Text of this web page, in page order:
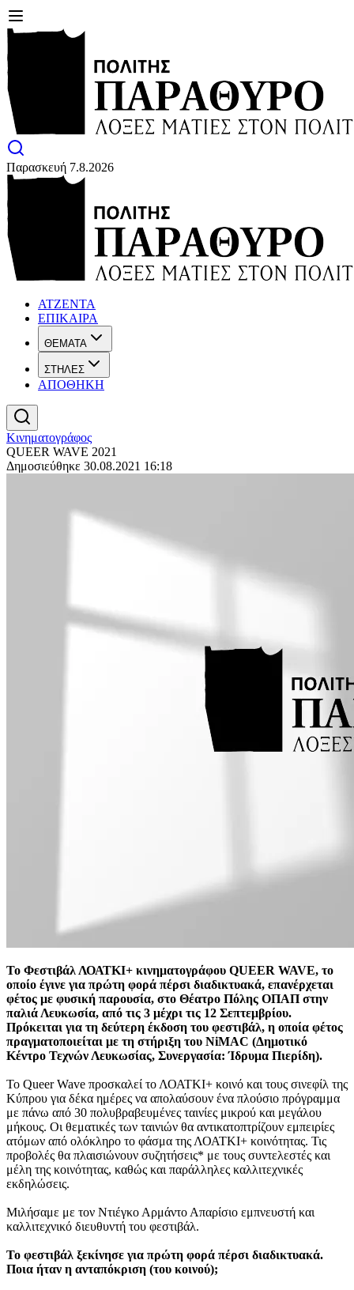
Παρασκευή 7.8.2026
ΑΤΖΕΝΤΑ
ΕΠΙΚΑΙΡΑ
ΘΕΜΑΤΑ
ΣΤΗΛΕΣ
ΑΠΟΘΗΚΗ
Κινηματογράφος
QUEER WAVE 2021
Δημοσιεύθηκε 30.08.2021 16:18
Το Φεστιβάλ ΛΟΑΤΚΙ+ κινηματογράφου QUEER WAVE, το
οποίο έγινε για πρώτη φορά πέρσι διαδικτυακά, επανέρχεται
φέτος με φυσική παρουσία, στο Θέατρο Πόλης ΟΠΑΠ στην
παλιά Λευκωσία, από τις 3 μέχρι τις 12 Σεπτεμβρίου.
Πρόκειται για τη δεύτερη έκδοση του φεστιβάλ, η οποία φέτος
πραγματοποιείται με τη στήριξη του NiMAC (Δημοτικό
Κέντρο Τεχνών Λευκωσίας, Συνεργασία: Ίδρυμα Πιερίδη).
Το Queer Wave προσκαλεί το ΛΟΑΤΚΙ+ κοινό και τους σινεφίλ της
Κύπρου για δέκα ημέρες να απολαύσουν ένα πλούσιο πρόγραμμα
με πάνω από 30 πολυβραβευμένες ταινίες μικρού και μεγάλου
μήκους. Οι θεματικές των ταινιών θα αντικατοπτρίζουν εμπειρίες
ατόμων από ολόκληρο το φάσμα της ΛΟΑΤΚΙ+ κοινότητας. Τις
προβολές θα πλαισιώνουν συζητήσεις* με τους συντελεστές και
μέλη της κοινότητας, καθώς και παράλληλες καλλιτεχνικές
εκδηλώσεις.
Μιλήσαμε με τον Ντιέγκο Αρμάντο Απαρίσιο εμπνευστή και
καλλιτεχνικό διευθυντή του φεστιβάλ.
Το φεστιβάλ ξεκίνησε για πρώτη φορά πέρσι διαδικτυακά.
Ποια ήταν η ανταπόκριση (του κοινού);